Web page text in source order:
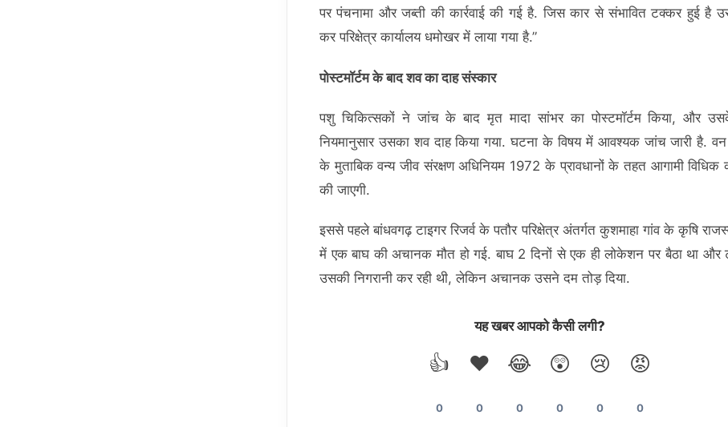
पर पंचनामा और जब्ती की कार्रवाई की गई है. जिस कार से संभावित टक्कर हुई है
कर परिक्षेत्र कार्यालय धमोखर में लाया गया है.”
पोस्टमॉर्टम के बाद शव का दाह संस्कार
पशु चिकित्सकों ने जांच के बाद मृत मादा सांभर का पोस्टमॉर्टम किया, और
नियमानुसार उसका शव दाह किया गया. घटना के विषय में आवश्यक जांच जारी है. वन
के मुताबिक वन्य जीव संरक्षण अधिनियम 1972 के प्रावधानों के तहत आगामी विधिक
की जाएगी.
इससे पहले बांधवगढ़ टाइगर रिजर्व के पतौर परिक्षेत्र अंतर्गत कुशमाहा गांव के कृषि
में एक बाघ की अचानक मौत हो गई. बाघ 2 दिनों से एक ही लोकेशन पर बैठा था और
उसकी निगरानी कर रही थी, लेकिन अचानक उसने दम तोड़ दिया.
यह खबर आपको कैसी लगी?
👍
0
❤️
0
😂
0
😲
0
😢
0
😡
0